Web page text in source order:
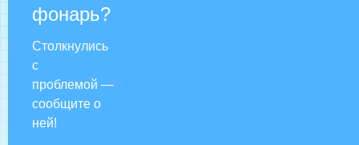
фонарь?
Столкнулись
с
проблемой —
сообщите о
ней!